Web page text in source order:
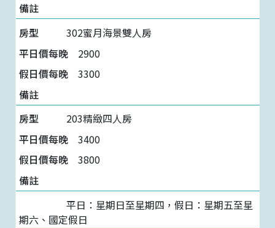
302蜜月海景雙人房
2900
3300
203精緻四人房
3400
3800
平日：星期日至星期四，假日：星期五至星
期六、國定假日